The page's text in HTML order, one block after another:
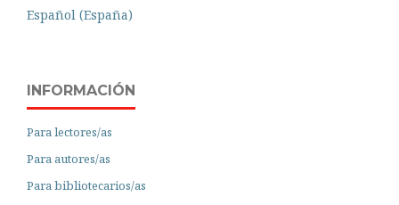
Español (España)
INFORMACIÓN
Para lectores/as
Para autores/as
Para bibliotecarios/as